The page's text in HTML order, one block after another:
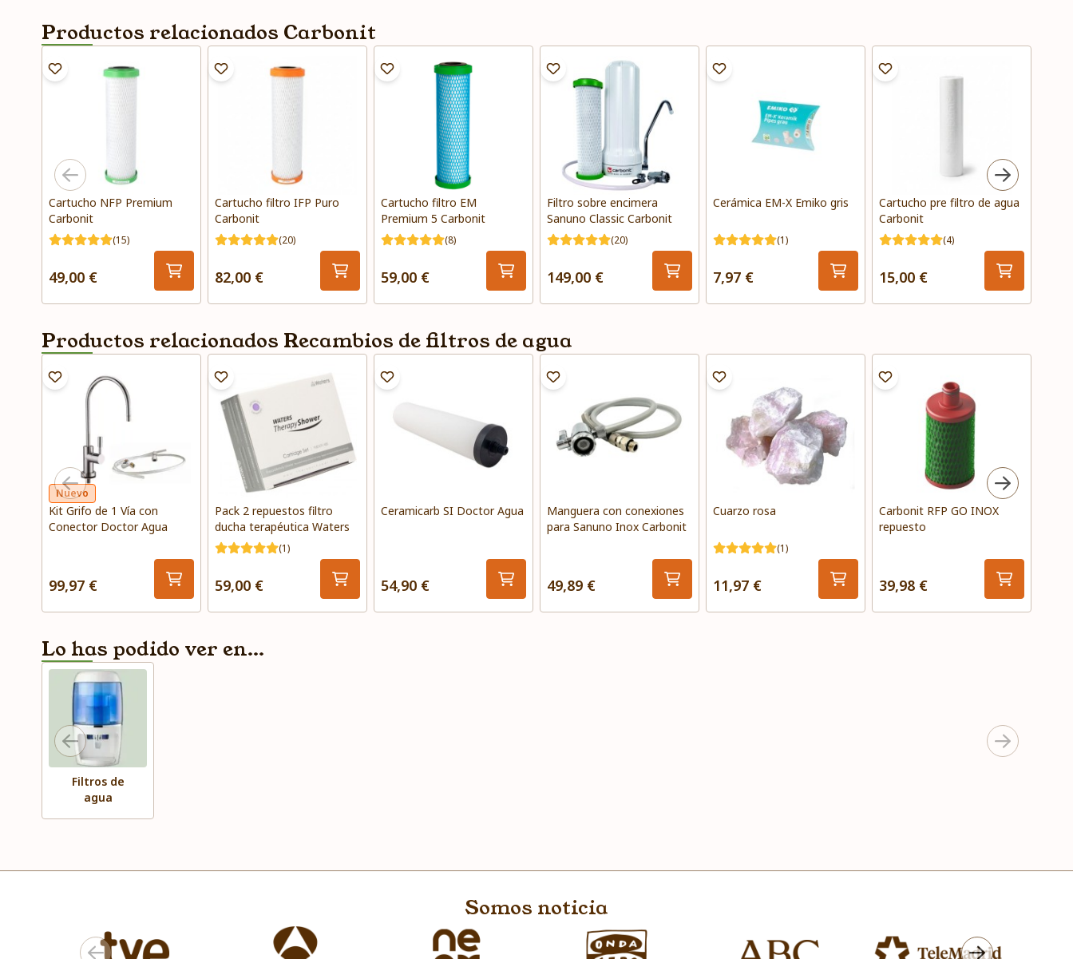
Productos relacionados Carbonit
Cartucho NFP Premium
Carbonit
(15)
49,00 €
Cartucho filtro IFP Puro
Carbonit
(20)
82,00 €
Cartucho filtro EM
Premium 5 Carbonit
(8)
59,00 €
Filtro sobre encimera
Sanuno Classic Carbonit
(20)
149,00 €
Cerámica EM-X Emiko gris
(1)
7,97 €
Cartucho pre filtro de agua
Carbonit
(4)
15,00 €
Productos relacionados Recambios de filtros de agua
Nuevo
Kit Grifo de 1 Vía con
Conector Doctor Agua
99,97 €
Pack 2 repuestos filtro
ducha terapéutica Waters
(1)
59,00 €
Ceramicarb SI Doctor Agua
54,90 €
Manguera con conexiones
para Sanuno Inox Carbonit
49,89 €
Cuarzo rosa
(1)
11,97 €
Carbonit RFP GO INOX
repuesto
39,98 €
Lo has podido ver en...
Filtros de
agua
Somos noticia